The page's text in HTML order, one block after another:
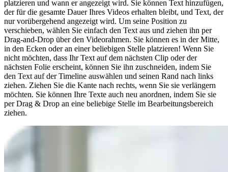
platzieren und wann er angezeigt wird. Sie können Text hinzufügen,
der für die gesamte Dauer Ihres Videos erhalten bleibt, und Text, der
nur vorübergehend angezeigt wird. Um seine Position zu
verschieben, wählen Sie einfach den Text aus und ziehen ihn per
Drag-and-Drop über den Videorahmen. Sie können es in der Mitte,
in den Ecken oder an einer beliebigen Stelle platzieren! Wenn Sie
nicht möchten, dass Ihr Text auf dem nächsten Clip oder der
nächsten Folie erscheint, können Sie ihn zuschneiden, indem Sie
den Text auf der Timeline auswählen und seinen Rand nach links
ziehen. Ziehen Sie die Kante nach rechts, wenn Sie sie verlängern
möchten. Sie können Ihre Texte auch neu anordnen, indem Sie sie
per Drag & Drop an eine beliebige Stelle im Bearbeitungsbereich
ziehen.